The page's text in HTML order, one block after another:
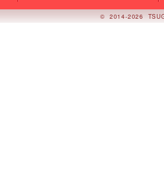
© 2014-2026